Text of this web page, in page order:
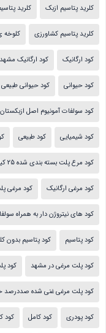
کلرید پتاسیم ازبک کلرید
کلرید پتاسیم کشاورزی کلوخه
کود ارگانیک کود ارگانیک مشهد
کود حیوانی کود حیوانی طبیعی
کود سولفات آمونیوم اصل ازبکستان
کود شیمیایی کود طبیعی
کود مرع پلت بسته بندی شده 25 کیلویی
کود مرغی ارگانیک کود مرغی
کود های نیتروژن دار به همراه
کود پتاسیم کود پتاسیم بدون
کود پلت مرغی در مشهد کود
کود پلت مرغی غنی شده صددرصد
کود پودری کود کامل کود